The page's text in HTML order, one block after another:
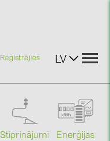
Reģistrējies LV
Stiprinājumi
Enerģijas